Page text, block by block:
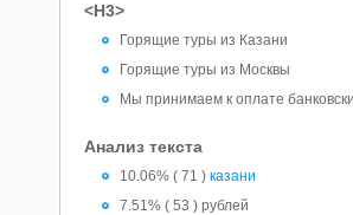
<H3>
Горящие туры из Казани
Горящие туры из Москвы
Мы принимаем к оплате
Анализ текста
10.06% ( 71 ) казани
7.51% ( 53 ) рублей